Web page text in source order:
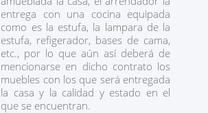
entrega con una cocina equipada
como es la estufa, la lampara de la
estufa, refigerador, bases de cama,
etc., por lo que aún así deberá de
mencionarse en dicho contrato los
muebles con los que será entregada
la casa y la calidad y estado en el
que se encuentran.